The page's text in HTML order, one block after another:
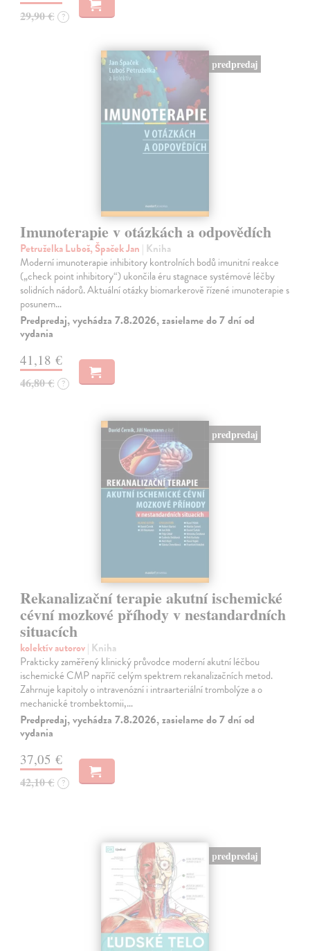
29,90 € ?
predpredaj
Imunoterapie v otázkách a odpovědích
Petruželka Luboš, Špaček Jan | Kniha
Moderní imunoterapie inhibitory kontrolních bodů imunitní reakce
(„check point inhibitory“) ukončila éru stagnace systémové léčby
solidních nádorů. Aktuální otázky biomarkerově řízené imunoterapie s
posunem…
Predpredaj, vychádza 7.8.2026, zasielame do 7 dní od
vydania
41,18 €
46,80 € ?
predpredaj
Rekanalizační terapie akutní ischemické
cévní mozkové příhody v nestandardních
situacích
kolektív autorov| Kniha
Prakticky zaměřený klinický průvodce moderní akutní léčbou
ischemické CMP napříč celým spektrem rekanalizačních metod.
Zahrnuje kapitoly o intravenózní i intraarteriální trombolýze a o
mechanické trombektomii,…
Predpredaj, vychádza 7.8.2026, zasielame do 7 dní od
vydania
37,05 €
42,10 € ?
predpredaj